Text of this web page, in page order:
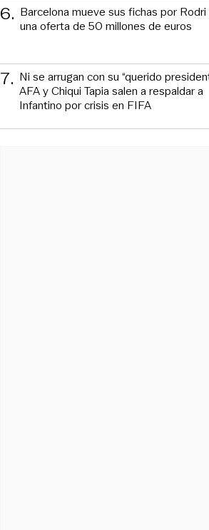
6. Barcelona mueve sus fichas por Rodri
una oferta de 50 millones de euros
7. Ni se arrugan con su “querido
AFA y Chiqui Tapia salen a respaldar a
Infantino por crisis en FIFA